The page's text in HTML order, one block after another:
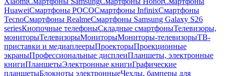
HuaweiСмартфоны POCOСмартфоны InfinixСмартфоны
TecnoСмартфоны RealmeСмартфоны Samsung Galaxy S26
seriesКнопочные телефоныСкладные смартфоныТелевизоры,
мониторыТелевизорыМониторыМониторы-телевизорыТВ-
приставки и медиаплеерыПроекторыПроекционные
экраныПрофессиональные дисплеиПланшеты, электронные
книгиПланшетыЭлектронные книгиГрафические
планшетыБлокноты электронныеЧехлы, бамперы для